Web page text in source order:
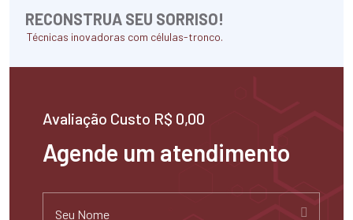
RECONSTRUA SEU SORRISO!
Técnicas inovadoras com células-tronco.
Avaliação Custo R$ 0,00
Agende um atendimento